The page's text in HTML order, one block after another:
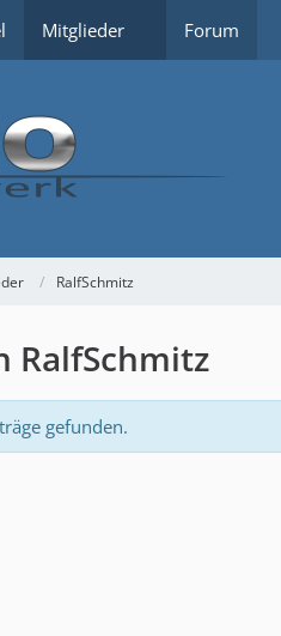
Mitglieder Forum
RalfSchmitz
RalfSchmitz
gefunden.